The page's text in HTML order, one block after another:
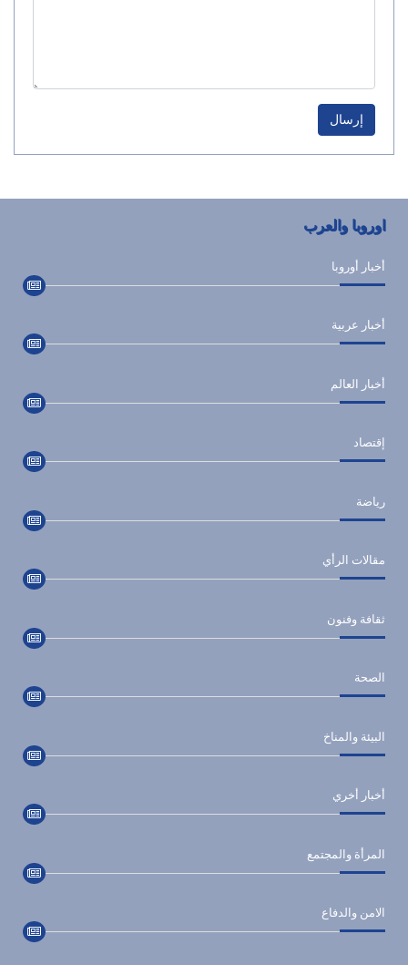
إرسال
اوروبا والعرب
أخبار أوروبا
أخبار عربية
أخبار العالم
إقتصاد
رياضة
مقالات الرأي
ثقافة وفنون
الصحة
البيئة والمناخ
أخبار أخري
المرأة والمجتمع
الامن والدفاع